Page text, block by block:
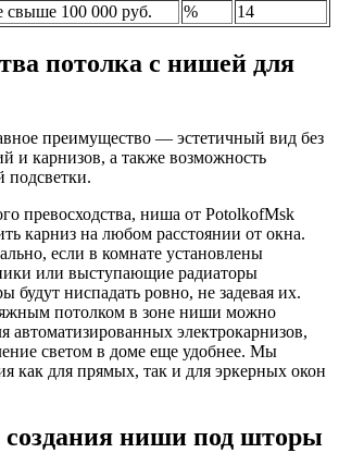
свыше 100 000 руб.
% 14
потолка с нишей для
преимущество — эстетичный вид без
и карнизов, а также возможность
подсветки.
превосходства, ниша от PotolkofMsk
карниз на любом расстоянии от окна.
если в комнате установлены
или выступающие радиаторы
ниспадать ровно, не задевая их.
потолком в зоне ниши можно
автоматизированных электрокарнизов,
светом в доме еще удобнее. Мы
как для прямых, так и для эркерных окон
создания ниши под шторы